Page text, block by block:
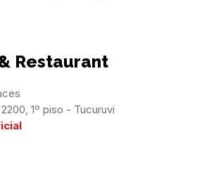
Restaurant